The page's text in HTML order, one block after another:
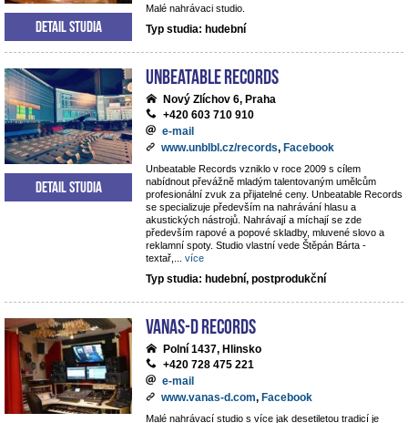
Malé nahrávaci studio.
Typ studia: hudební
Detail studia
Unbeatable Records
Nový Zlíchov 6, Praha
+420 603 710 910
e-mail
www.unblbl.cz/records, Facebook
Unbeatable Records vzniklo v roce 2009 s cílem
nabídnout převážně mladým talentovaným umělcům
profesionální zvuk za přijatelné ceny. Unbeatable Records
se specializuje především na nahrávání hlasu a
akustických nástrojů. Nahrávají a míchají se zde
především rapové a popové skladby, mluvené slovo a
reklamní spoty. Studio vlastní vede Štěpán Bárta -
textař,
více
Typ studia: hudební, postprodukční
Detail studia
VANAS-D Records
Polní 1437, Hlinsko
+420 728 475 221
e-mail
www.vanas-d.com, Facebook
Malé nahrávací studio s více jak desetiletou tradicí je